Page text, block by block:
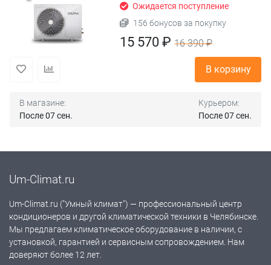
Ожидается поступление
156 бонусов за покупку
15 570 ₽16 390 ₽
В корзину
В магазине:
После 07 сен.
Курьером:
После 07 сен.
Um-Climat.ru
Um-Climat.ru ("Умный климат") — профессиональный центр
кондиционеров и другой климатической техники в Челябинске.
Мы предлагаем климатическое оборудование в наличии, с
установкой, гарантией и сервисным сопровождением. Нам
доверяют более 12 лет.